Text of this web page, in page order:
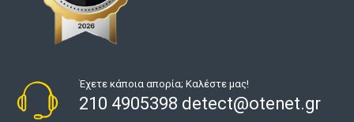
Έχετε κάποια απορία; Καλέστε μας!
210 4905398 detect@otenet.gr